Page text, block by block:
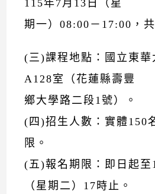
115年7月13日（星
期一）08:00－17:00，
(三)課程地點：國立東華
A128室（花蓮縣壽豐
鄉大學路二段1號）。
(四)招生人數：實體150
限。
(五)報名期限：即日起至
（星期二）17時止。